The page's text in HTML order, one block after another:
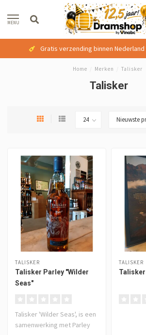
MENU
Gratis verzending binnen Nederland
Home Merken Talisker
Talisker
TALISKER
Talisker Parley "Wilder
Seas"
Talisker 'Wilder Seas', is een
samenwerking met Parley
TALISKER
Talisker